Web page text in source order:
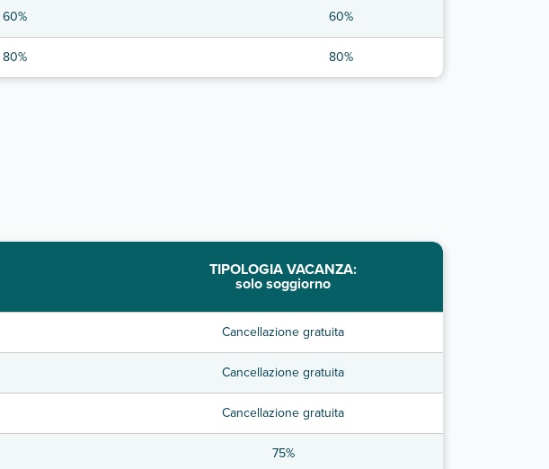
60% 60%
80% 80%
TIPOLOGIA VACANZA:
solo soggiorno
Cancellazione gratuita
Cancellazione gratuita
Cancellazione gratuita
75%